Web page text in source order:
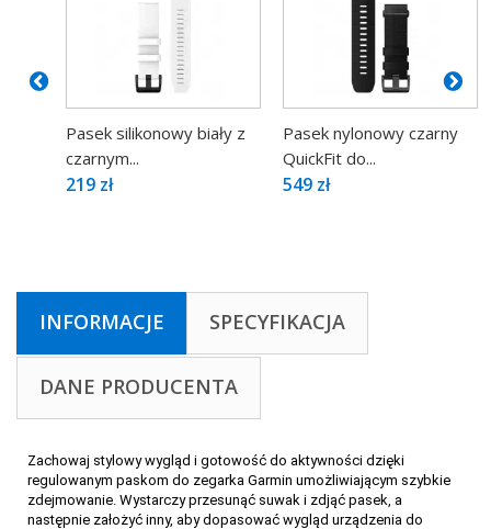
Pasek silikonowy biały z
czarnym...
219 zł
Pasek nylonowy czarny
QuickFit do...
549 zł
INFORMACJE SPECYFIKACJA
DANE PRODUCENTA
Zachowaj stylowy wygląd i gotowość do aktywności dzięki
regulowanym paskom do zegarka Garmin umożliwiającym szybkie
zdejmowanie. Wystarczy przesunąć suwak i zdjąć pasek, a
następnie założyć inny, aby dopasować wygląd urządzenia do